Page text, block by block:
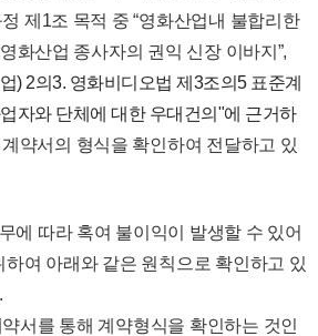
제1조 목적 중 “영화산업내 불합리한
화산업 종사자의 권익 신장 이바지”,
) 2의3. 영화비디오법 제3조의5 표준계
자와 단체에 대한 우대건의"에 근거하
약서의 형식을 확인하여 전달하고 있
에 따라 혹여 불이익이 발생할 수 있어
하여 아래와 같은 원칙으로 확인하고 있
서를 통해 계약형식을 확인하는 것인